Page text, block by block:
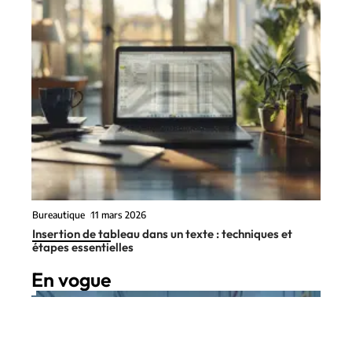
Bureautique 11 mars 2026
Insertion de tableau dans un texte : techniques et
étapes essentielles
En vogue